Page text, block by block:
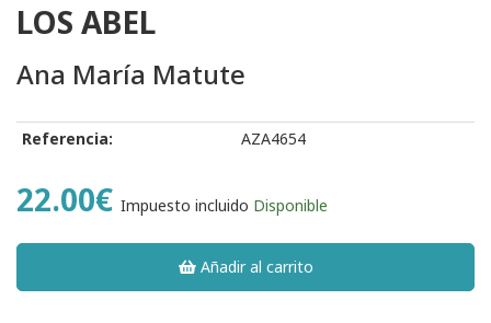
LOS ABEL
Ana María Matute
Referencia: AZA4654
22.00€ Impuesto incluido Disponible
Añadir al carrito